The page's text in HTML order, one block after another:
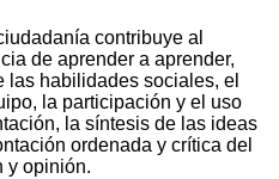
contribuye al
de aprender a aprender,
las habilidades sociales, el
la participación y el uso
la síntesis de las ideas
ordenada y crítica del
y opinión.